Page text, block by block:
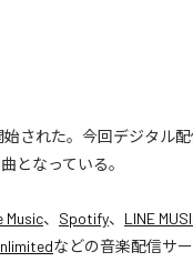
始された。今回デジタル
となっている。
Music、 Spotify、 LINE
などの音楽配信サ